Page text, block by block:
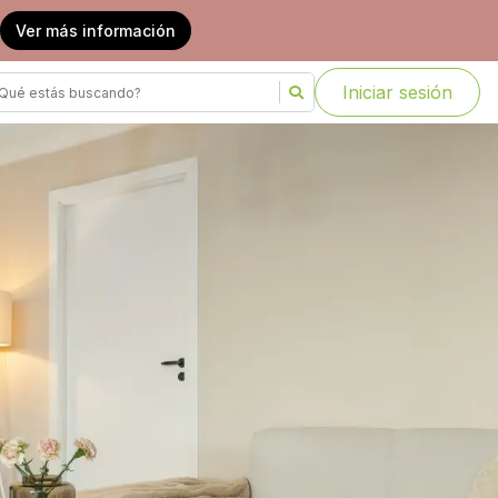
Ver más información
Iniciar sesión